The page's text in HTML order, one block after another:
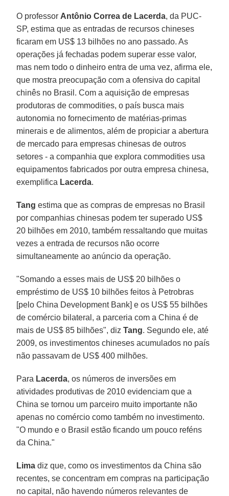
O professor Antônio Correa de Lacerda, da PUC-
SP, estima que as entradas de recursos chineses
ficaram em US$ 13 bilhões no ano passado. As
operações já fechadas podem superar esse valor,
mas nem todo o dinheiro entra de uma vez, afirma ele,
que mostra preocupação com a ofensiva do capital
chinês no Brasil. Com a aquisição de empresas
produtoras de commodities, o país busca mais
autonomia no fornecimento de matérias-primas
minerais e de alimentos, além de propiciar a abertura
de mercado para empresas chinesas de outros
setores - a companhia que explora commodities usa
equipamentos fabricados por outra empresa chinesa,
exemplifica Lacerda.
Tang estima que as compras de empresas no Brasil
por companhias chinesas podem ter superado US$
20 bilhões em 2010, também ressaltando que muitas
vezes a entrada de recursos não ocorre
simultaneamente ao anúncio da operação.
"Somando a esses mais de US$ 20 bilhões o
empréstimo de US$ 10 bilhões feitos à Petrobras
[pelo China Development Bank] e os US$ 55 bilhões
de comércio bilateral, a parceria com a China é de
mais de US$ 85 bilhões", dizTang. Segundo ele, até
2009, os investimentos chineses acumulados no país
não passavam de US$ 400 milhões.
Para Lacerda, os números de inversões em
atividades produtivas de 2010 evidenciam que a
China se tornou um parceiro muito importante não
apenas no comércio como também no investimento.
"O mundo e o Brasil estão ficando um pouco reféns
da China."
Lima diz que, como os investimentos da China são
recentes, se concentram em compras na participação
no capital, não havendo números relevantes de